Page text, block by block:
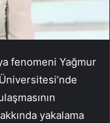
fenomeni Yağmur
yakalama